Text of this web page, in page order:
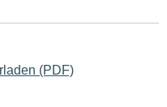
(PDF)